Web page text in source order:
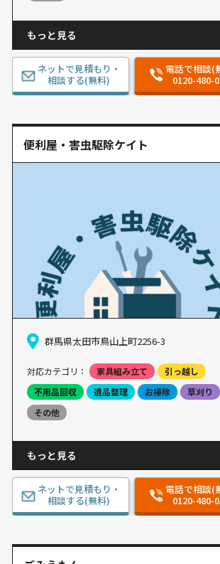
もっと見る
ネットで見積もり・
相談する(無料)
電話で相談(
0120-480-
便利屋・害虫駆除ケイト
群馬県太田市鳥山上町2256-3
対応カテゴリ： 家具組み立て
引っ越し
不用品回収
遺品整理 お掃除
草刈り
その他
もっと見る
ネットで見積もり・
相談する(無料)
電話で相談(
0120-480-